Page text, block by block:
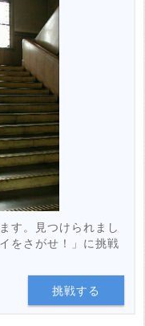
す。見つけられまし
をさがせ！」に挑戦
挑戦する